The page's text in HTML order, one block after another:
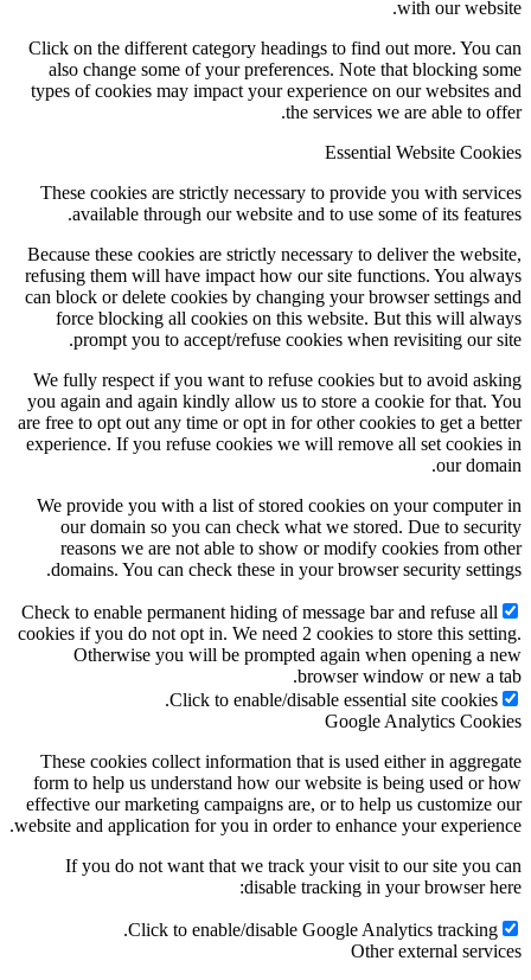
with our website.
Click on the different category headings to find out more. You can
also change some of your preferences. Note that blocking some
types of cookies may impact your experience on our websites and
the services we are able to offer.
Essential Website Cookies
These cookies are strictly necessary to provide you with services
available through our website and to use some of its features.
Because these cookies are strictly necessary to deliver the website,
refusing them will have impact how our site functions. You always
can block or delete cookies by changing your browser settings and
force blocking all cookies on this website. But this will always
prompt you to accept/refuse cookies when revisiting our site.
We fully respect if you want to refuse cookies but to avoid asking
you again and again kindly allow us to store a cookie for that. You
are free to opt out any time or opt in for other cookies to get a better
experience. If you refuse cookies we will remove all set cookies in
our domain.
We provide you with a list of stored cookies on your computer in
our domain so you can check what we stored. Due to security
reasons we are not able to show or modify cookies from other
domains. You can check these in your browser security settings.
Check to enable permanent hiding of message bar and refuse all
cookies if you do not opt in. We need 2 cookies to store this setting.
Otherwise you will be prompted again when opening a new
browser window or new a tab.
Click to enable/disable essential site cookies.
Google Analytics Cookies
These cookies collect information that is used either in aggregate
form to help us understand how our website is being used or how
effective our marketing campaigns are, or to help us customize our
website and application for you in order to enhance your experience.
If you do not want that we track your visit to our site you can
disable tracking in your browser here:
Click to enable/disable Google Analytics tracking.
Other external services